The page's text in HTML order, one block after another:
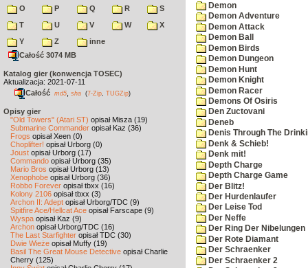
O
P Q R
S
T
U V W
X
Y
Z
inne
Całość 3074 MB
Katalog gier (konwencja TOSEC)
Aktualizacja: 2021-07-11
Całość md5 sha (7-Zip TUGZip)
Opisy gier
"Old Towers" (Atari ST) opisał Misza (19)
Submarine Commander opisał Kaz (36)
Frogs opisał Xeen (0)
Choplifter! opisał Urborg (0)
Joust opisał Urborg (17)
Commando opisał Urborg (35)
Mario Bros opisał Urborg (13)
Xenophobe opisał Urborg (36)
Robbo Forever opisał tbxx (16)
Kolony 2106 opisał tbxx (3)
Archon II: Adept opisał Urborg/TDC (9)
Spitfire Ace/Hellcat Ace opisał Farscape (9)
Wyspa opisał Kaz (9)
Archon opisał Urborg/TDC (16)
The Last Starfighter opisał TDC (30)
Dwie Wieże opisał Muffy (19)
Basil The Great Mouse Detective opisał Charlie
Cherry (125)
Demon
Demon Adventure
Demon Attack
Demon Ball
Demon Birds
Demon Dungeon
Demon Hunt
Demon Knight
Demon Racer
Demons Of Osiris
Den Zuctovani
Deneb
Denis Through The
Denk & Schieb!
Denk mit!
Depth Charge
Depth Charge Game
Der Blitz!
Der Hurdenlaufer
Der Leise Tod
Der Neffe
Der Ring Der Nibelungen
Der Rote Diamant
Der Schraenker
Der Schraenker 2